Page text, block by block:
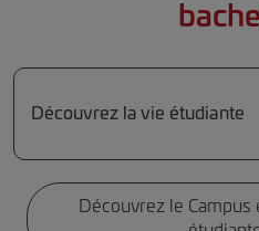
Découvrez la vie étudiante
Découvrez le Campus